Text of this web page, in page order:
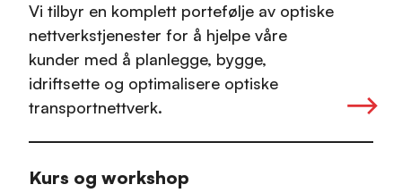
Vi tilbyr en komplett portefølje av optiske
nettverkstjenester for å hjelpe våre
kunder med å planlegge, bygge,
idriftsette og optimalisere optiske
transportnettverk.
Kurs og workshop